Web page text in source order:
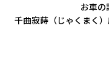
お車の
千曲寂蒔（じゃくまく